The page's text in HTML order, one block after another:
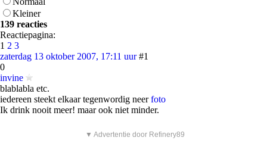
Kleiner
139 reacties
Reactiepagina:
1 2 3
zaterdag 13 oktober 2007, 17:11 uur #1
0
invine
blablabla etc.
iedereen steekt elkaar tegenwordig neerfoto
Ik drink nooit meer! maar ook niet minder.
▼ Advertentie door Refinery89